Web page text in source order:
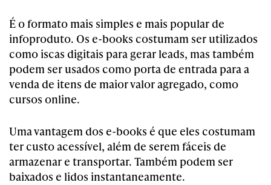
É o formato mais simples e mais popular de
infoproduto. Os e-books costumam ser utilizados
como iscas digitais para gerar leads, mas também
podem ser usados como porta de entrada para a
venda de itens de maior valor agregado, como
cursos online.
Uma vantagem dos e-books é que eles costumam
ter custo acessível, além de serem fáceis de
armazenar e transportar. Também podem ser
baixados e lidos instantaneamente.